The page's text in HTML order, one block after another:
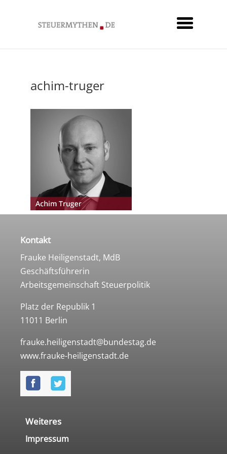
achim-truger
Kontakt
Frauke Heiligenstadt, MdB
Geschäftsführerin
Arbeitsgemeinschaft Steuerpolitik
Platz der Republik 1
11011 Berlin
frauke.heiligenstadt@bundestag.de
www.frauke-heiligenstadt.de
Weiteres
Impressum